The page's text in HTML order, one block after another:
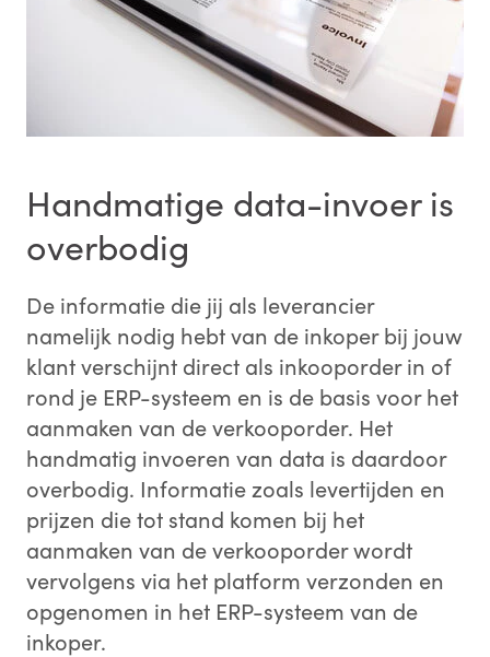
Handmatige data-invoer is
overbodig
De informatie die jij als leverancier
namelijk nodig hebt van de inkoper bij jouw
klant verschijnt direct als inkooporder in of
rond je ERP-systeem en is de basis voor het
aanmaken van de verkooporder. Het
handmatig invoeren van data is daardoor
overbodig. Informatie zoals levertijden en
prijzen die tot stand komen bij het
aanmaken van de verkooporder wordt
vervolgens via het platform verzonden en
opgenomen in het ERP-systeem van de
inkoper.